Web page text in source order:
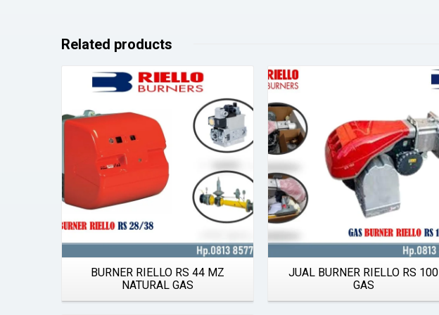
Related products
BURNER RIELLO RS 44 MZ
NATURAL GAS
JUAL BURNER RIELLO RS 100
GAS